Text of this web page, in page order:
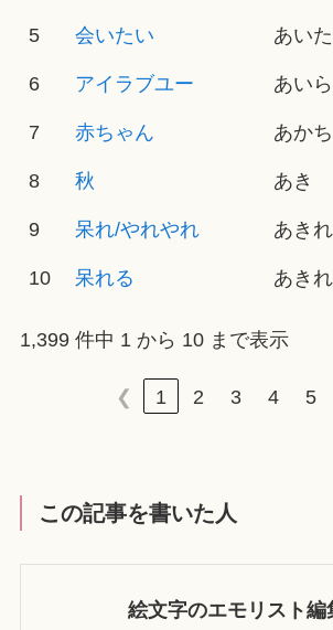
5 会いたい あい
6 アイラブユー あい
7 赤ちゃん あか
8 秋 あき
9 呆れ/やれやれ あき
10 呆れる あき
1,399 件中 1 から 10 まで表示
❮ 1 2 3 4 5
この記事を書いた人
絵文字のエモリスト編